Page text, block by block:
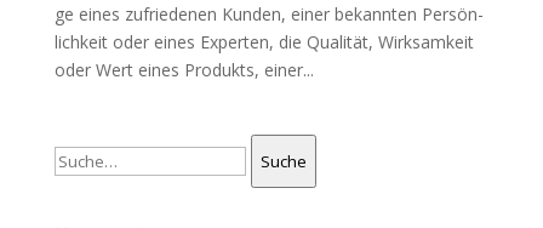
ge eines zufrie­de­nen Kun­den, einer bekann­ten Per­sön­
lich­keit oder eines Exper­ten, die Qua­li­tät, Wirk­sam­keit
oder Wert eines Pro­dukts, einer...
Suche
Suche